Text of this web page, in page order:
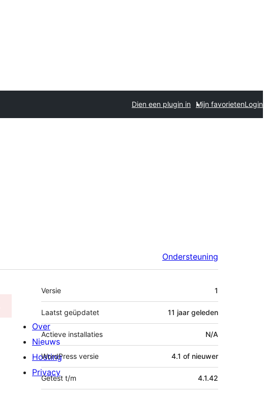
Dien een plugin in Mijn favorietenLogin
Ondersteuning
Meta
Versie 1
Laatst geüpdatet 11 jaar geleden
Actieve installaties N/A
WordPress versie 4.1 of nieuwer
Getest t/m 4.1.42
Over
Nieuws
Hosting
Privacy